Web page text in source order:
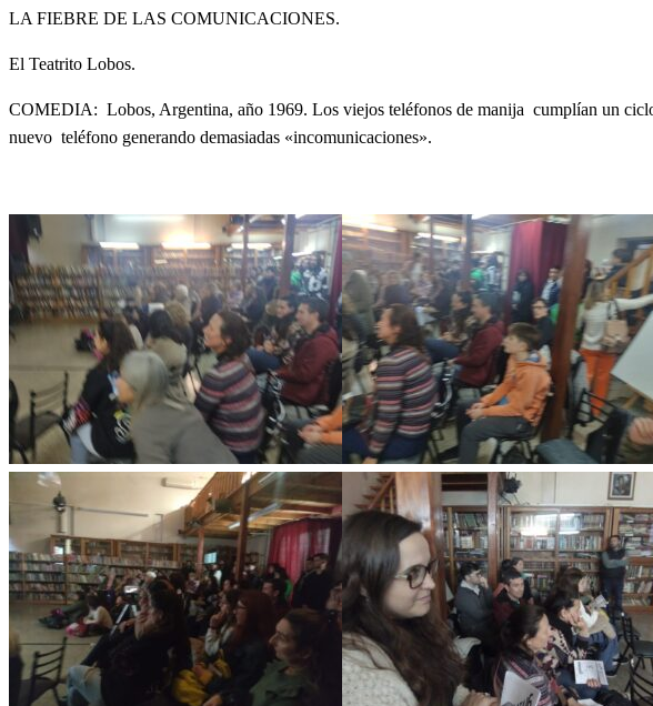
LA FIEBRE DE LAS COMUNICACIONES.
El Teatrito Lobos.
COMEDIA: Lobos, Argentina, año 1969. Los viejos teléfonos de manija cumplían un
nuevo teléfono generando demasiadas «incomunicaciones».